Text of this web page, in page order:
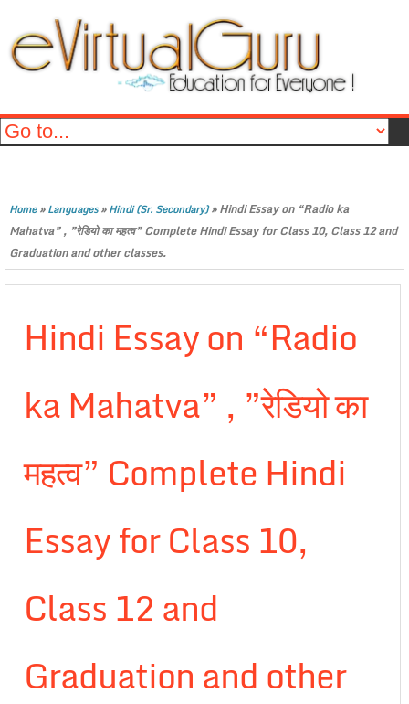
Home»Languages»Hindi (Sr. Secondary)»Hindi Essay on “Radio ka
Mahatva” , ”रेडियो का महत्व” Complete Hindi Essay for Class 10, Class 12 and
Graduation and other classes.
Hindi Essay on “Radio
ka Mahatva” , ”रेडियो का
महत्व” Complete Hindi
Essay for Class 10,
Class 12 and
Graduation and other